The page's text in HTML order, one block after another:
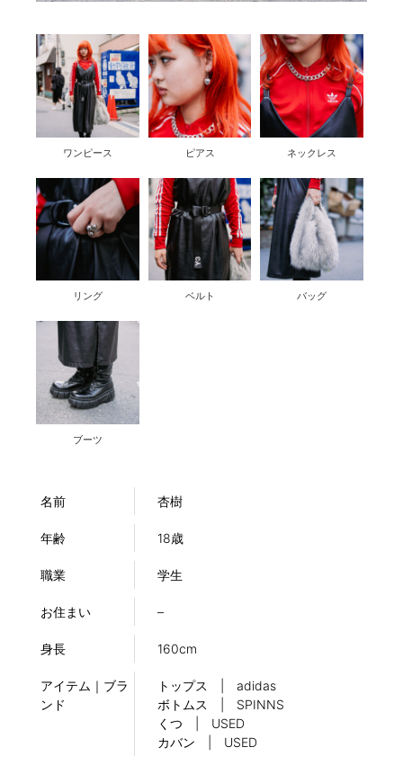
ワンピース ピアス ネックレス
リング ベルト バッグ
ブーツ
名前 杏樹
年齢 18歳
職業 学生
お住まい –
身長 160cm
アイテム｜ブラ
ンド
トップス | adidas
ボトムス | SPINNS
くつ | USED
カバン | USED